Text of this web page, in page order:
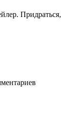
Придраться,